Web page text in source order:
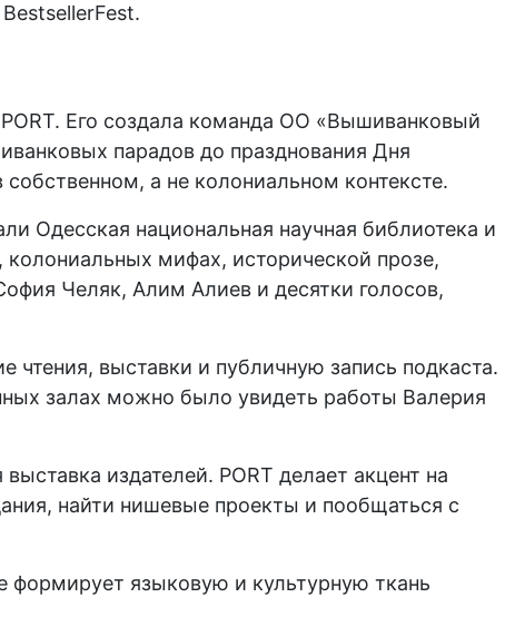
Его создала команда ОО «Вышиванковый
парадов до празднования Дня
а не колониальном контексте.
Одесская национальная научная библиотека и
мифах, исторической прозе,
Челяк, Алим Алиев и десятки голосов,
чтения, выставки и публичную запись подкаста.
залах можно было увидеть работы Валерия
издателей. PORT делает акцент на
найти нишевые проекты и пообщаться с
языковую и культурную ткань